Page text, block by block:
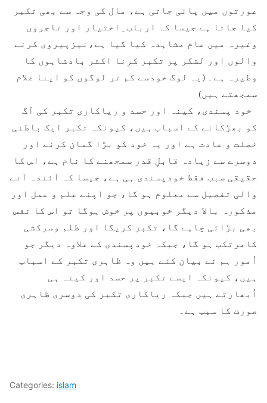
عورتوں میں پائی جاتی ہے، مال کی وجہ سے بھی تکبر
کیا جاتا ہے جیسا کہ ارباب ِاختیار اور تاجروں
وغيرہ میں عام مشاہدہ کیا گیا ہے،نیزپيروی کرنے
والوں اور لشکر پر تکبر کرنا اکثر بادشاہوں کا
وطیرہ ہے۔ (یہ لوگ خودسے کم تر لوگوں کو اپنا غلام
سمجھتے ہیں)
خود پسندی، کینہ اور حسد و ریاکاری تکبر کی آگ
کو بھڑکانے کے اسباب ہیں، کیونکہ تکبر ایک باطنی
خصلت و عادت ہے اور یہ خود کو بڑا گمان کرنے اور
دوسرے سے زیادہ قابلِ قدر سمجھنے کا نام ہے، اس کا
حقیقی سبب فقط خودپسندی ہی ہے، جیسا کہ آئندہ آنے
والی تفصیل سے معلوم ہو گا، جو اپنے علم و عمل اور
مذکورہ بالا دیگر خوبیوں پر خوش ہوگا تو اس کا نفس
بھی بڑائی چاہے گا، تکبر کریگا اور ظلم وسرکشی
کامرتکب ہو گا، جبکہ خودپسندی کے علاوہ دیگر جو
اُمور ہم نے بیان کئے ہیں وہ ظاہری تکبر کے اسباب
ہیں، کیونکہ ایسے تکبر پر حسد اور کینہ ہی
اُبھارتے ہیں جبکہ ریاکاری تکبر کی دوسری ظاہری
صورت کا سبب ہے۔
Categories: islam